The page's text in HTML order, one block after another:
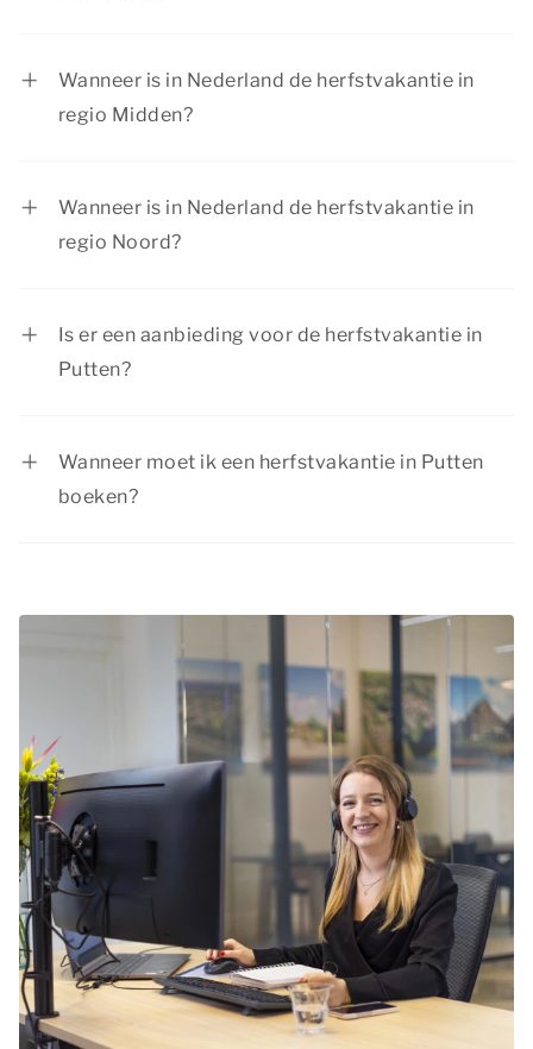
Wanneer is in Nederland de herfstvakantie in
regio Midden?
Wanneer is in Nederland de herfstvakantie in
regio Noord?
Is er een aanbieding voor de herfstvakantie in
Putten?
Wanneer moet ik een herfstvakantie in Putten
boeken?
in Putten bij Summio Parcs en wees verzekerd